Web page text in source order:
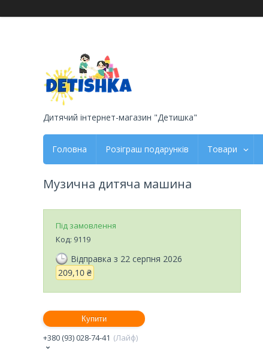
Дитячий інтернет-магазин "Детишка"
Головна Розіграш подарунків Товари
Музична дитяча машина
Під замовлення
Код: 9119
Відправка з 22 серпня 2026
209,10 ₴
Купити
+380 (93) 028-74-41
Лайф